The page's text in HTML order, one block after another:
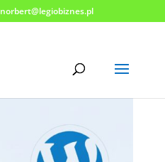
norbert@legiobiznes.pl